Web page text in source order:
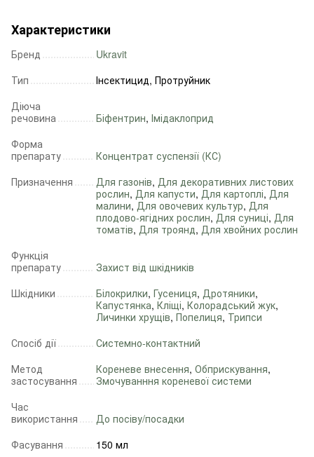
Характеристики
Бренд
Ukravit
Тип
Інсектицид, Протруйник
Діюча
речовина
Біфентрин, Імідаклоприд
Форма
препарату
Концентрат суспензії (КС)
Призначення
Для газонів, Для декоративних листових
рослин, Для капусти, Для картоплі, Для
малини, Для овочевих культур, Для
плодово-ягідних рослин, Для суниці, Для
томатів, Для троянд, Для хвойних рослин
Функція
препарату
Захист від шкідників
Шкідники
Білокрилки, Гусениця, Дротяники,
Капустянка, Кліщі, Колорадський жук,
Личинки хрущів, Попелиця, Трипси
Спосіб дії
Системно-контактний
Метод
застосування
Кореневе внесення, Обприскування,
Змочуванння кореневої системи
Час
використання
До посіву/посадки
Фасування
150 мл